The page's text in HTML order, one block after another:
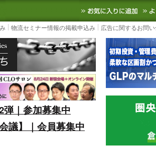
ースサイト
3PL, SCMなど国内外の最新の物流ニ お
物流セミナー情報の掲載申込み 広告に関するお問
｜参加募集中
議】｜会員募集中